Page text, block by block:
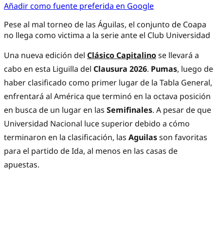
Añadir como fuente preferida en Google
Pese al mal torneo de las Águilas, el conjunto de Coapa
no llega como victima a la serie ante el Club Universidad
Una nueva edición del Clásico Capitalinose llevará a
cabo en esta Liguilla del Clausura 2026. Pumas, luego de
haber clasificado como primer lugar de la Tabla General,
enfrentará al América que terminó en la octava posición
en busca de un lugar en las Semifinales. A pesar de que
Universidad Nacional luce superior debido a cómo
terminaron en la clasificación, las Aguilasson favoritas
para el partido de Ida, al menos en las casas de
apuestas.